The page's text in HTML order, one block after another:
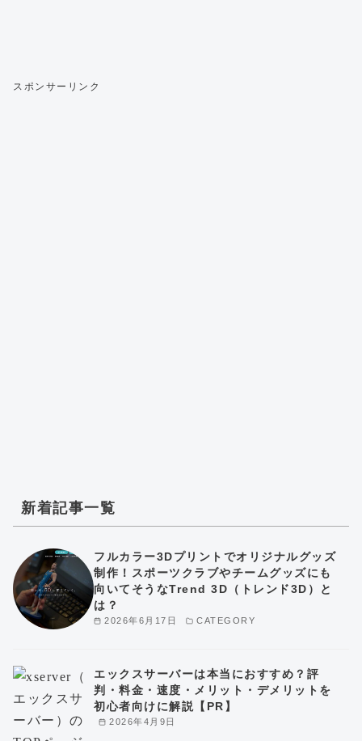
スポンサーリンク
新着記事一覧
2026年6月17日 CATEGORY
フルカラー3Dプリントでオリジナルグッズ
制作！スポーツクラブやチームグッズにも
向いてそうなTrend 3D（トレンド3D）と
は？
2026年4月9日
エックスサーバーは本当におすすめ？評
判・料金・速度・メリット・デメリットを
初心者向けに解説【PR】